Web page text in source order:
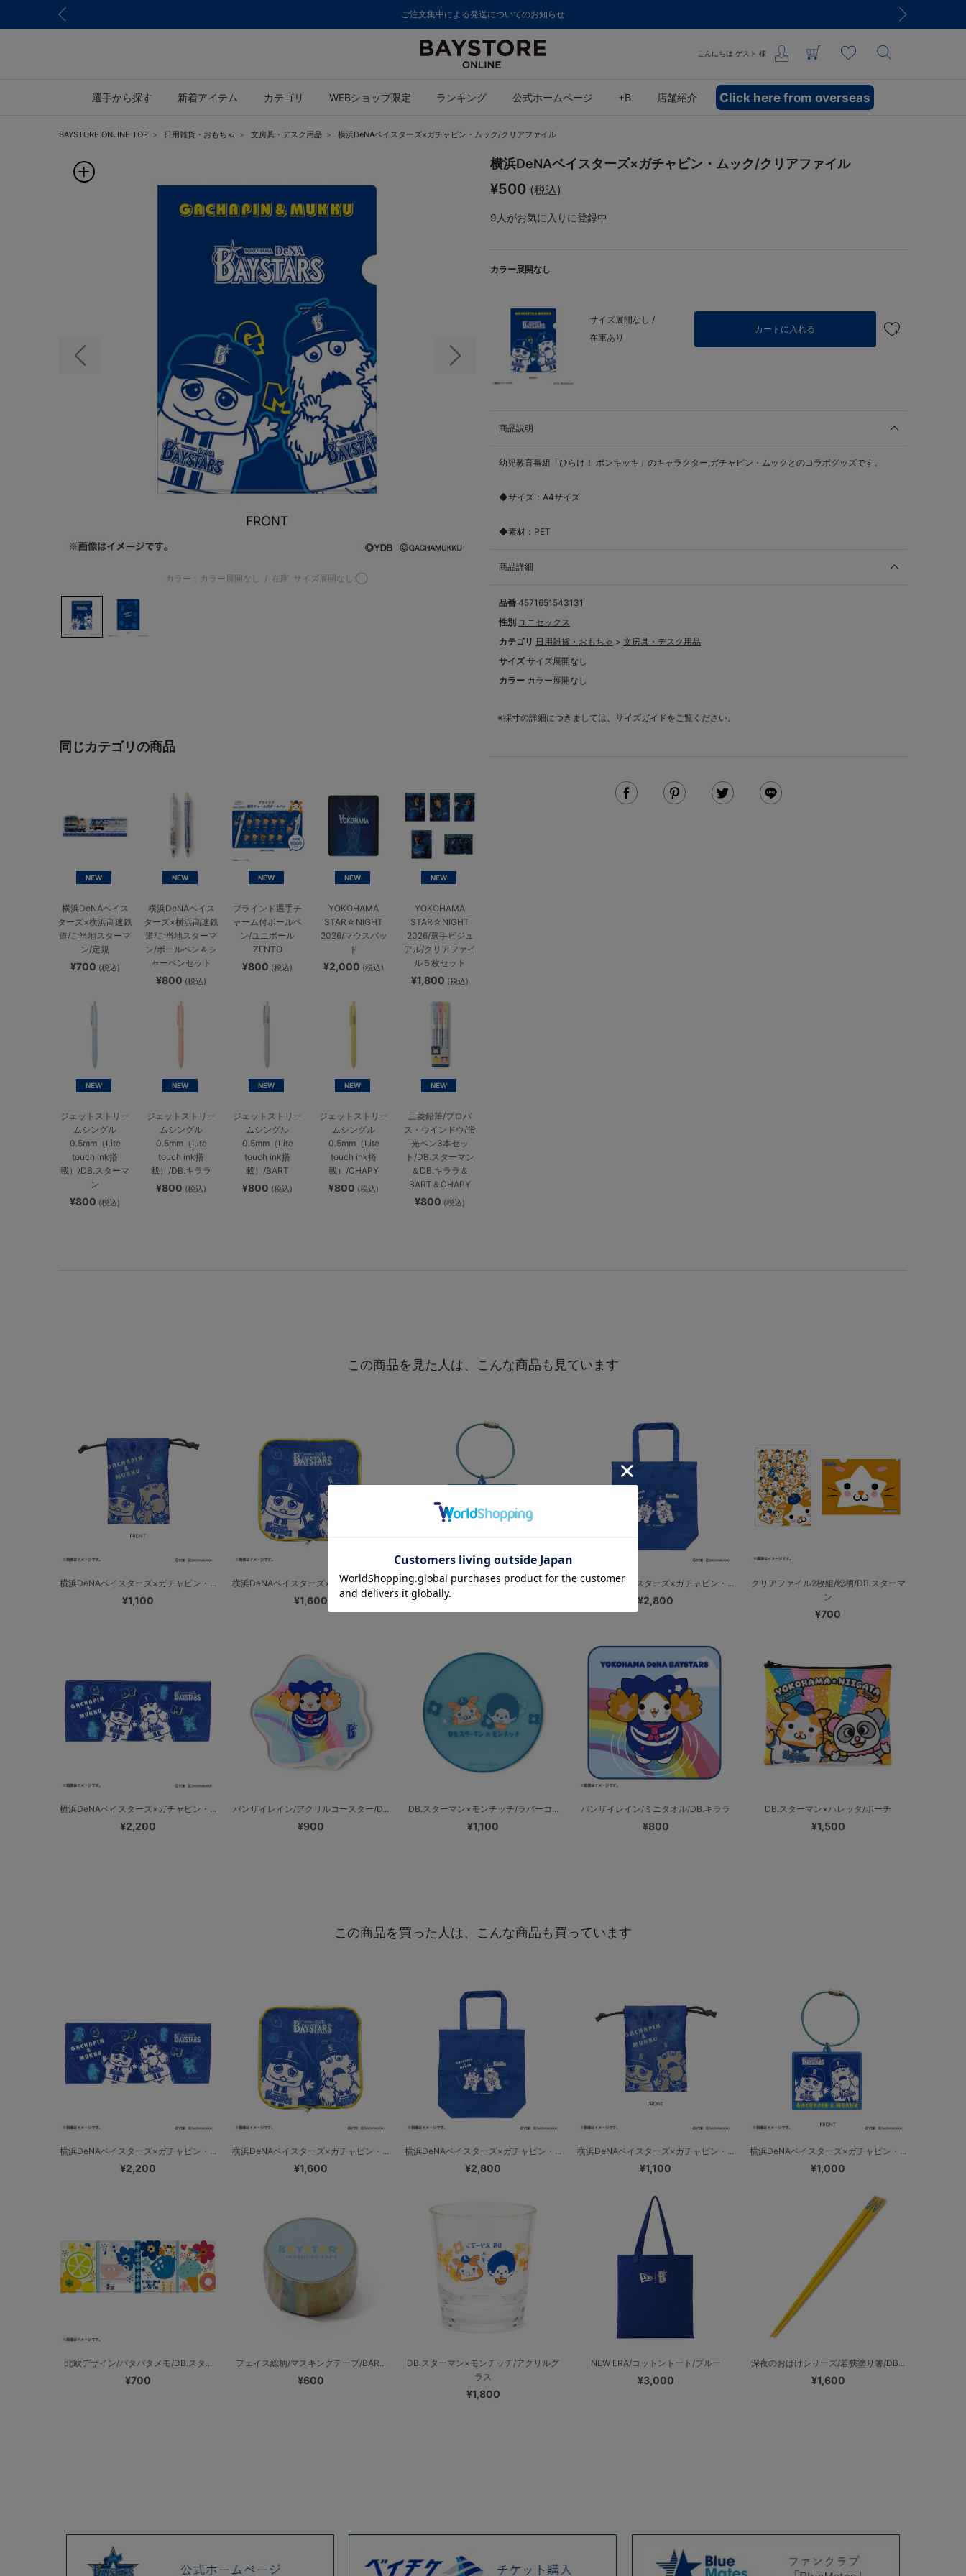
ご注文集中による発送についてのお知らせ
こんにちは ゲスト 様
選手から探す 新着アイテム カテゴリ WEBショップ限定 ランキング 公式ホームページ +B 店舗紹介 Click here from overseas
BAYSTORE ONLINE TOP 日用雑貨・おもちゃ 文房具・デスク用品 横浜DeNAベイスターズ×ガチャピン・ムック/クリアファイル
前の画像 次の画像
カラー：カラー展開なし / 在庫 サイズ展開なし:◯
同じカテゴリの商品
NEW
横浜DeNAベイス
ターズ×横浜高速鉄
道/ご当地スターマ
ン/定規
¥700 (税込)
NEW
横浜DeNAベイス
ターズ×横浜高速鉄
道/ご当地スターマ
ン/ボールペン＆シ
ャーペンセット
¥800 (税込)
NEW
ブラインド選手チ
ャーム付ボールペ
ン/ユニボール
ZENTO
¥800 (税込)
NEW
YOKOHAMA
STAR☆NIGHT
2026/マウスパッ
ド
¥2,000 (税込)
NEW
YOKOHAMA
STAR☆NIGHT
2026/選手ビジュ
アル/クリアファイ
ル５枚セット
¥1,800 (税込)
NEW
ジェットストリー
ムシングル
0.5mm（Lite
touch ink搭
載）/DB.スターマ
ン
¥800 (税込)
NEW
ジェットストリー
ムシングル
0.5mm（Lite
touch ink搭
載）/DB.キララ
¥800 (税込)
NEW
ジェットストリー
ムシングル
0.5mm（Lite
touch ink搭
載）/BART
¥800 (税込)
NEW
ジェットストリー
ムシングル
0.5mm（Lite
touch ink搭
載）/CHAPY
¥800 (税込)
NEW
三菱鉛筆/プロパ
ス・ウインドウ/蛍
光ペン3本セッ
ト/DB.スターマン
＆DB.キララ＆
BART＆CHAPY
¥800 (税込)
横浜DeNAベイスターズ×ガチャピン・ムック/クリアファイル
¥500 (税込)
9 人がお気に入りに登録中
カラー展開なし
サイズ展開なし /
在庫あり
カートに入れる
商品説明
幼児教育番組「ひらけ！ ポンキッキ」のキャラクター,ガチャピン・ムックとのコラボグッズです。
◆サイズ：A4サイズ
◆素材：PET
商品詳細
品番 4571651543131
性別 ユニセックス
カテゴリ 日用雑貨・おもちゃ > 文房具・デスク用品
サイズ サイズ展開なし
カラー カラー展開なし
※採寸の詳細につきましては、 サイズガイドをご覧ください。
この商品を見た人は、こんな商品も見ています
横浜DeNAベイスターズ×ガチャピン・...
¥1,100
横浜DeNAベイスターズ×ガチャピン・...
¥1,600
横浜DeNAベイスターズ×ガチャピン・... 横浜DeNAベイスターズ×ガチャピン・...
¥2,800
クリアファイル2枚組/総柄/DB.スターマ
ン
¥700
横浜DeNAベイスターズ×ガチャピン・...
¥2,200
バンザイレイン/アクリルコースター/D...
¥900
DB.スターマン×モンチッチ/ラバーコ...
¥1,100
バンザイレイン/ミニタオル/DB.キララ
¥800
DB.スターマン×ハレッタ/ポーチ
¥1,500
この商品を買った人は、こんな商品も買っています
横浜DeNAベイスターズ×ガチャピン・...
¥2,200
横浜DeNAベイスターズ×ガチャピン・...
¥1,600
横浜DeNAベイスターズ×ガチャピン・...
¥2,800
横浜DeNAベイスターズ×ガチャピン・...
¥1,100
横浜DeNAベイスターズ×ガチャピン・...
¥1,000
北欧デザイン/パタパタメモ/DB.スタ...
¥700
フェイス総柄/マスキングテープ/BAR...
¥600
DB.スターマン×モンチッチ/アクリルグ
ラス
¥1,800
NEW ERA/コットントート/ブルー
¥3,000
深夜のおばけシリーズ/若狭塗り箸/DB...
¥1,600